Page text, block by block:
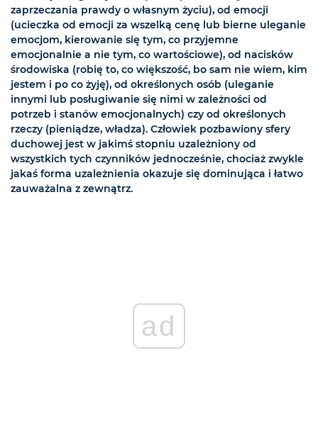
zaprzeczania prawdy o własnym życiu), od emocji
(ucieczka od emocji za wszelką cenę lub bierne uleganie
emocjom, kierowanie się tym, co przyjemne
emocjonalnie a nie tym, co wartościowe), od nacisków
środowiska (robię to, co większość, bo sam nie wiem, kim
jestem i po co żyję), od określonych osób (uleganie
innymi lub posługiwanie się nimi w zależności od
potrzeb i stanów emocjonalnych) czy od określonych
rzeczy (pieniądze, władza). Człowiek pozbawiony sfery
duchowej jest w jakimś stopniu uzależniony od
wszystkich tych czynników jednocześnie, chociaż zwykle
jakaś forma uzależnienia okazuje się dominująca i łatwo
zauważalna z zewnątrz.
ad